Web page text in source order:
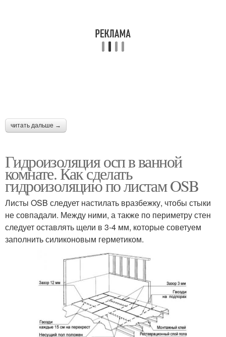
читать дальше →
Гидроизоляция осп в ванной
комнате. Как сделать
гидроизоляцию по листам OSB
Листы OSB следует настилать вразбежку, чтобы стыки
не совпадали. Между ними, а также по периметру стен
следует оставлять щели в 3-4 мм, которые советуем
заполнить силиконовым герметиком.